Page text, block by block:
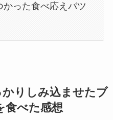
かった食べ応えバツ
かりしみ込ませたブ
食べた感想